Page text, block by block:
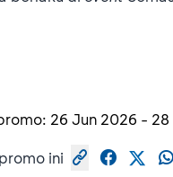
26 Jun 2026 - 28
ini